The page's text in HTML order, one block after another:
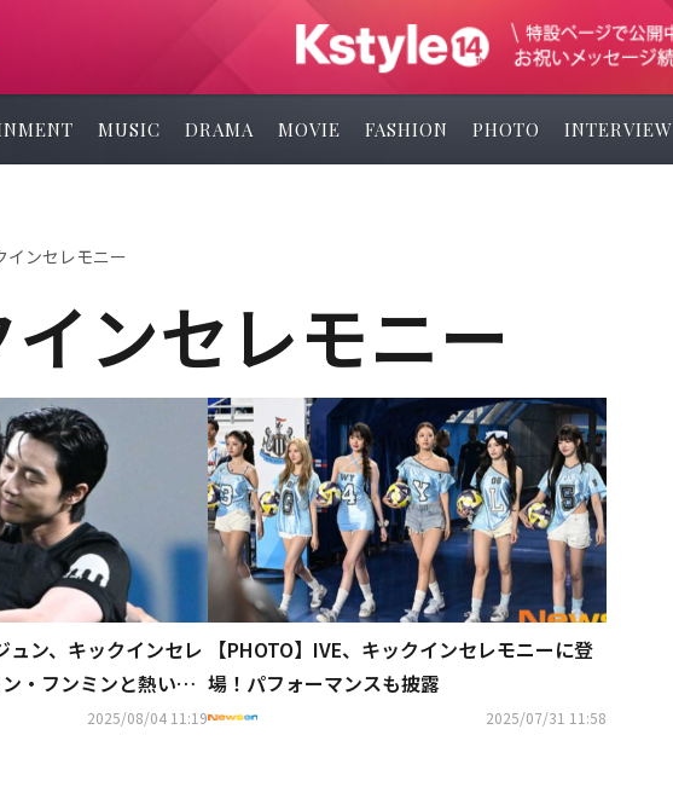
MUSIC DRAMA MOVIE FASHION PHOTO INTERVIEW
インセレモニー
ンセレモニー
ュン、キックインセレ
・フンミンと熱い抱
2025/08/04 11:19
【PHOTO】IVE、キックインセレモニーに登
場！パフォーマンスも披露
2025/07/31 11:58